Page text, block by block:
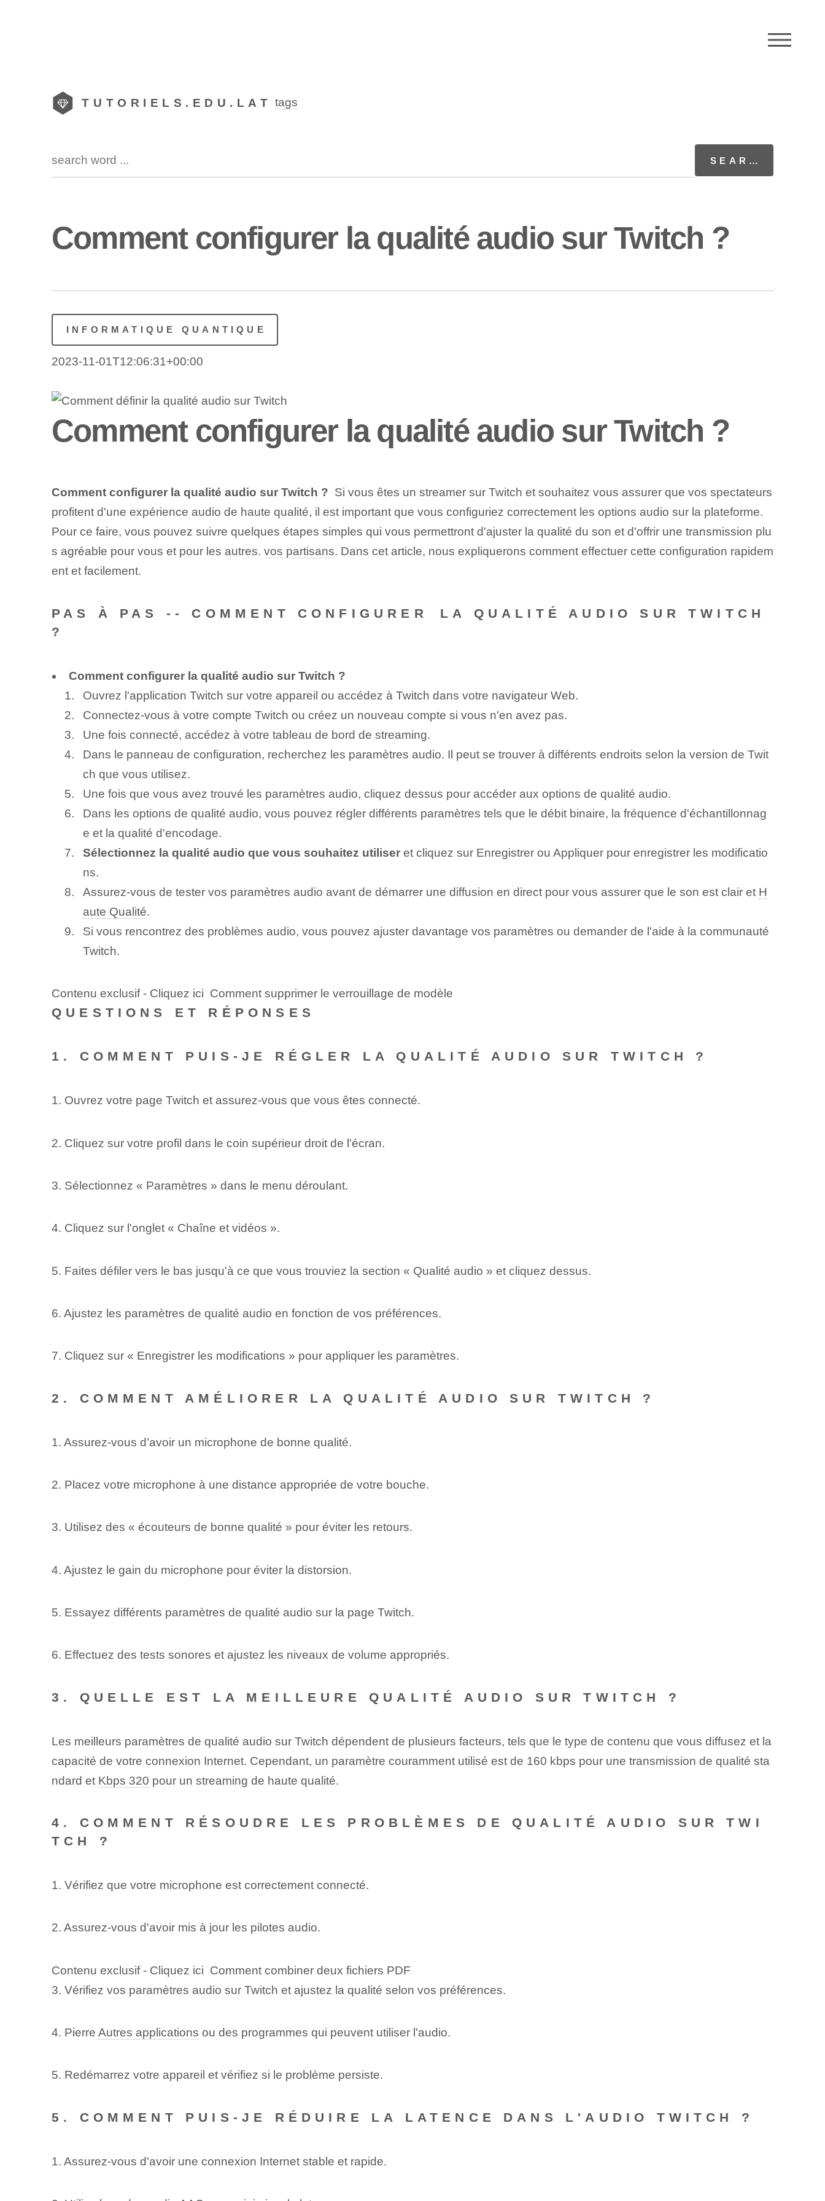
TUTORIELS.EDU.LAT tags
Comment configurer la qualité audio sur Twitch ?
INFORMATIQUE QUANTIQUE
2023-11-01T12:06:31+00:00
Comment configurer la qualité audio sur Twitch ?
Comment configurer la qualité audio sur Twitch ? ‌ Si vous êtes un streamer sur Twitch et souhaitez vous assurer que vos spectateurs
profitent d'une expérience audio de haute qualité, il est important que vous configuriez correctement les options audio sur la plateforme.
Pour ce faire, vous pouvez suivre quelques étapes simples qui vous permettront d'ajuster la qualité du son et d'offrir une transmission plu
s agréable pour vous et pour les autres. vos partisans. Dans cet article, nous expliquerons comment effectuer cette configuration rapidem
ent et facilement.
PAS À PAS ‌-- COMMENT CONFIGURER ⁤LA QUALITÉ AUDIO SUR TWITCH
?
Comment configurer la qualité audio⁤ sur Twitch ?
Ouvrez l'application Twitch sur votre appareil ou accédez à Twitch dans votre navigateur Web.
Connectez-vous à votre compte Twitch ou créez un nouveau compte si vous n'en avez pas.
Une fois connecté, accédez à votre tableau de bord de streaming.
Dans le panneau de configuration, recherchez les paramètres audio. Il peut se trouver à différents endroits selon la version de Twit
ch que vous utilisez.
Une fois que vous avez trouvé les paramètres audio, cliquez dessus pour accéder aux options de qualité audio.
Dans les options de qualité audio, vous pouvez régler différents paramètres tels que le débit binaire, la fréquence d'échantillonnag
e et la qualité d'encodage.
Sélectionnez ‌la qualité audio que vous souhaitez utiliser et cliquez sur Enregistrer ou Appliquer pour enregistrer les modificatio
ns.
Assurez-vous de tester vos paramètres audio avant de démarrer une diffusion en direct pour vous assurer que le son est clair et H
aute Qualité.
Si vous rencontrez des problèmes audio, vous pouvez ajuster davantage vos paramètres ou demander de l'aide à la communauté
Twitch.
Contenu exclusif - Cliquez ici Comment supprimer le verrouillage de modèle
QUESTIONS ET RÉPONSES
1. COMMENT PUIS-JE RÉGLER LA QUALITÉ AUDIO SUR TWITCH ?
1. Ouvrez votre page Twitch et assurez-vous que vous êtes connecté.
2. Cliquez sur votre ‍profil⁤ dans le coin supérieur⁢ droit de l'‌écran.
3. Sélectionnez « Paramètres » dans le menu déroulant.
4. Cliquez sur l'onglet « Chaîne et vidéos ».
5. Faites défiler vers le bas jusqu'à ce que vous trouviez la section « Qualité audio » et cliquez dessus.
6.⁢ Ajustez les paramètres de qualité audio⁤ en fonction de vos ‌préférences.
7. Cliquez sur « Enregistrer les modifications » pour appliquer les paramètres.
2. COMMENT AMÉLIORER LA QUALITÉ AUDIO SUR TWITCH ?
1. Assurez-vous d’avoir un microphone de bonne qualité.
2. Placez votre microphone à une distance appropriée de votre bouche.
3. Utilisez des « écouteurs de bonne qualité » pour⁢ éviter⁣ les retours.
4. Ajustez le gain du microphone pour éviter la distorsion.
5. Essayez différents paramètres de qualité audio⁢ sur la page Twitch.
6. Effectuez des tests sonores et ajustez les niveaux de volume appropriés.
3. QUELLE EST LA MEILLEURE QUALITÉ AUDIO SUR TWITCH ?
Les meilleurs paramètres de qualité audio sur Twitch dépendent de plusieurs facteurs, tels que le type de contenu que vous diffusez et la
capacité de votre connexion Internet. Cependant, un paramètre couramment utilisé est de 160 kbps pour une transmission de qualité sta
ndard et Kbps 320 ⁤pour un ⁤streaming de haute qualité.
4. COMMENT RÉSOUDRE LES PROBLÈMES DE QUALITÉ AUDIO SUR TWI
TCH ?
1. Vérifiez que votre microphone est correctement connecté.
2. Assurez-vous d'avoir mis à jour les pilotes audio.
Contenu exclusif - Cliquez ici Comment combiner deux fichiers PDF
3. Vérifiez vos paramètres audio sur Twitch et ajustez la qualité selon vos préférences.
4. Pierre Autres applications ou des programmes ⁤qui peuvent utiliser​ l'audio.
5. Redémarrez votre appareil et vérifiez si le problème persiste.
5. COMMENT PUIS-JE RÉDUIRE LA LATENCE DANS L'AUDIO TWITCH ?
1. Assurez-vous d'avoir une connexion Internet stable et rapide.